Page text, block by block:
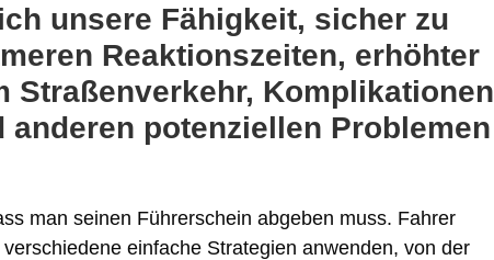
unsere Fähigkeit, sicher zu
Reaktionszeiten, erhöhter
Straßenverkehr, Komplikationen
potenziellen Problemen
man seinen Führerschein abgeben muss. Fahrer
einfache Strategien anwenden, von der